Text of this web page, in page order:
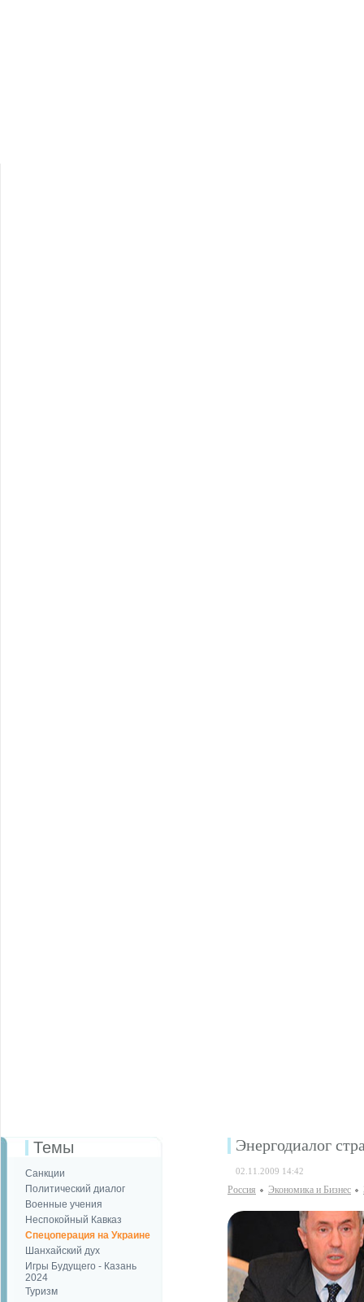
Темы
Санкции
Политический диалог
Военные учения
Неспокойный Кавказ
Спецоперация на Украине
Шанхайский дух
Игры Будущего - Казань
2024
Туризм
Энергодиалог
02.11.2009 14:42
Россия Экономика и Бизнес